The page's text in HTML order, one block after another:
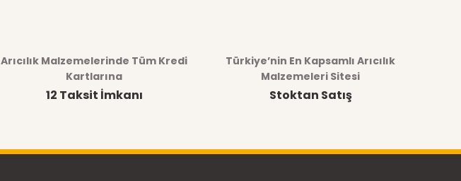
Arıcılık Malzemelerinde Tüm Kredi
Kartlarına
12 Taksit İmkanı
Türkiye’nin En Kapsamlı Arıcılık
Malzemeleri Sitesi
Stoktan Satış